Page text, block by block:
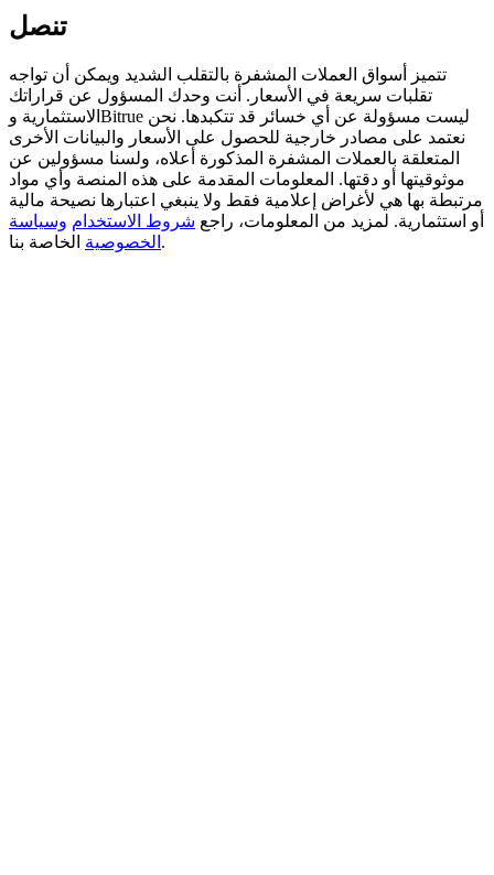
Precious Metals Trading Carnival
Trade Gold & Silver · 33,333 USDT Bonus
USDT New User Exclusive 10% APR
USDT Flexible Staking | Daily Rewards
تنصل
تتميز أسواق العملات المشفرة بالتقلب الشديد ويمكن أن تواجه
تقلبات سريعة في الأسعار. أنت وحدك المسؤول عن قراراتك
الاستثمارية وBitrue ليست مسؤولة عن أي خسائر قد تتكبدها. نحن
نعتمد على مصادر خارجية للحصول على الأسعار والبيانات الأخرى
المتعلقة بالعملات المشفرة المذكورة أعلاه، ولسنا مسؤولين عن
موثوقيتها أو دقتها. المعلومات المقدمة على هذه المنصة وأي مواد
مرتبطة بها هي لأغراض إعلامية فقط ولا ينبغي اعتبارها نصيحة مالية
أو استثمارية. لمزيد من المعلومات، راجع شروط الاستخدام وسياسة
الخصوصية الخاصة بنا.